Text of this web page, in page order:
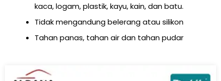
kaca, logam, plastik, kayu, kain, dan batu.
Tidak mengandung belerang atau silikon
Tahan panas, tahan air dan tahan pudar